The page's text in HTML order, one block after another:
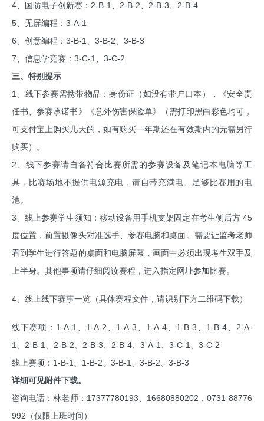
4、国防电子创新赛：2-B-1、2-B-2、2-B-3、2-B-4
5、无屏编程：3-A-1
6、创意编程：3-B-1、3-B-2、3-B-3
7、信息学竞赛：3-C-1、3-C-2
三、特别提示
1、线下参赛需携带物品：身份证（如没有带户口本），《安全责
任书、参赛承诺书》《意外伤害保险单》（需打印黑白彩色均可，
可支付宝上购买几天的，如有购买一年期还在有效期内的无需另行
购买）。
2、线下参赛请自备符合比赛所需的参赛设备及笔记本电脑等工
具，比赛场地不提供电源充电，请自带充满电、足够比赛用的电
池。
3、线上参赛学生须知：移动设备用手机支架固定在考生侧后方 45
度位置，前置摄像头对准选手、参赛电脑和桌面。需要让监考老师
看到学生进行答题的桌面和电脑屏幕，画面中必须出现考生双手及
上半身。其他事项请仔细阅读赛程，进入指定网址参加比赛。
4、线上线下赛事一览（具体赛程文件，请识别下方二维码下载）
线下赛项：1-A-1、1-A-2、1-A-3、1-A-4、1-B-3、1-B-4、2-A-
1、2-B-1、2-B-2、2-B-3、2-B-4、3-A-1、3-C-1、3-C-2
线上赛项：1-B-1、1-B-2、3-B-1、3-B-2、3-B-3
详细可见附件下载。
咨询电话：林老师：17377780193、16680880202，0731-88776
992（仅限上班时间）